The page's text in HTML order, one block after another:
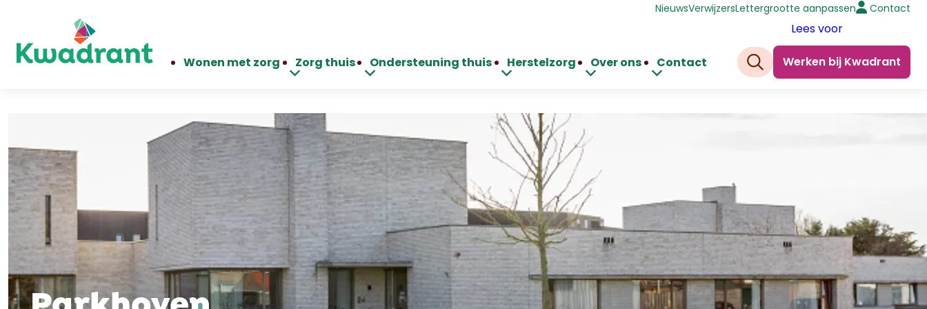
Wonen met zorg Zorg thuis Ondersteuning thuis Herstelzorg Over ons Contact
Lees voor
Zoeken
Werken bij Kwadrant
NieuwsVerwijzersLettergrootte aanpassen Contact
Parkhoven